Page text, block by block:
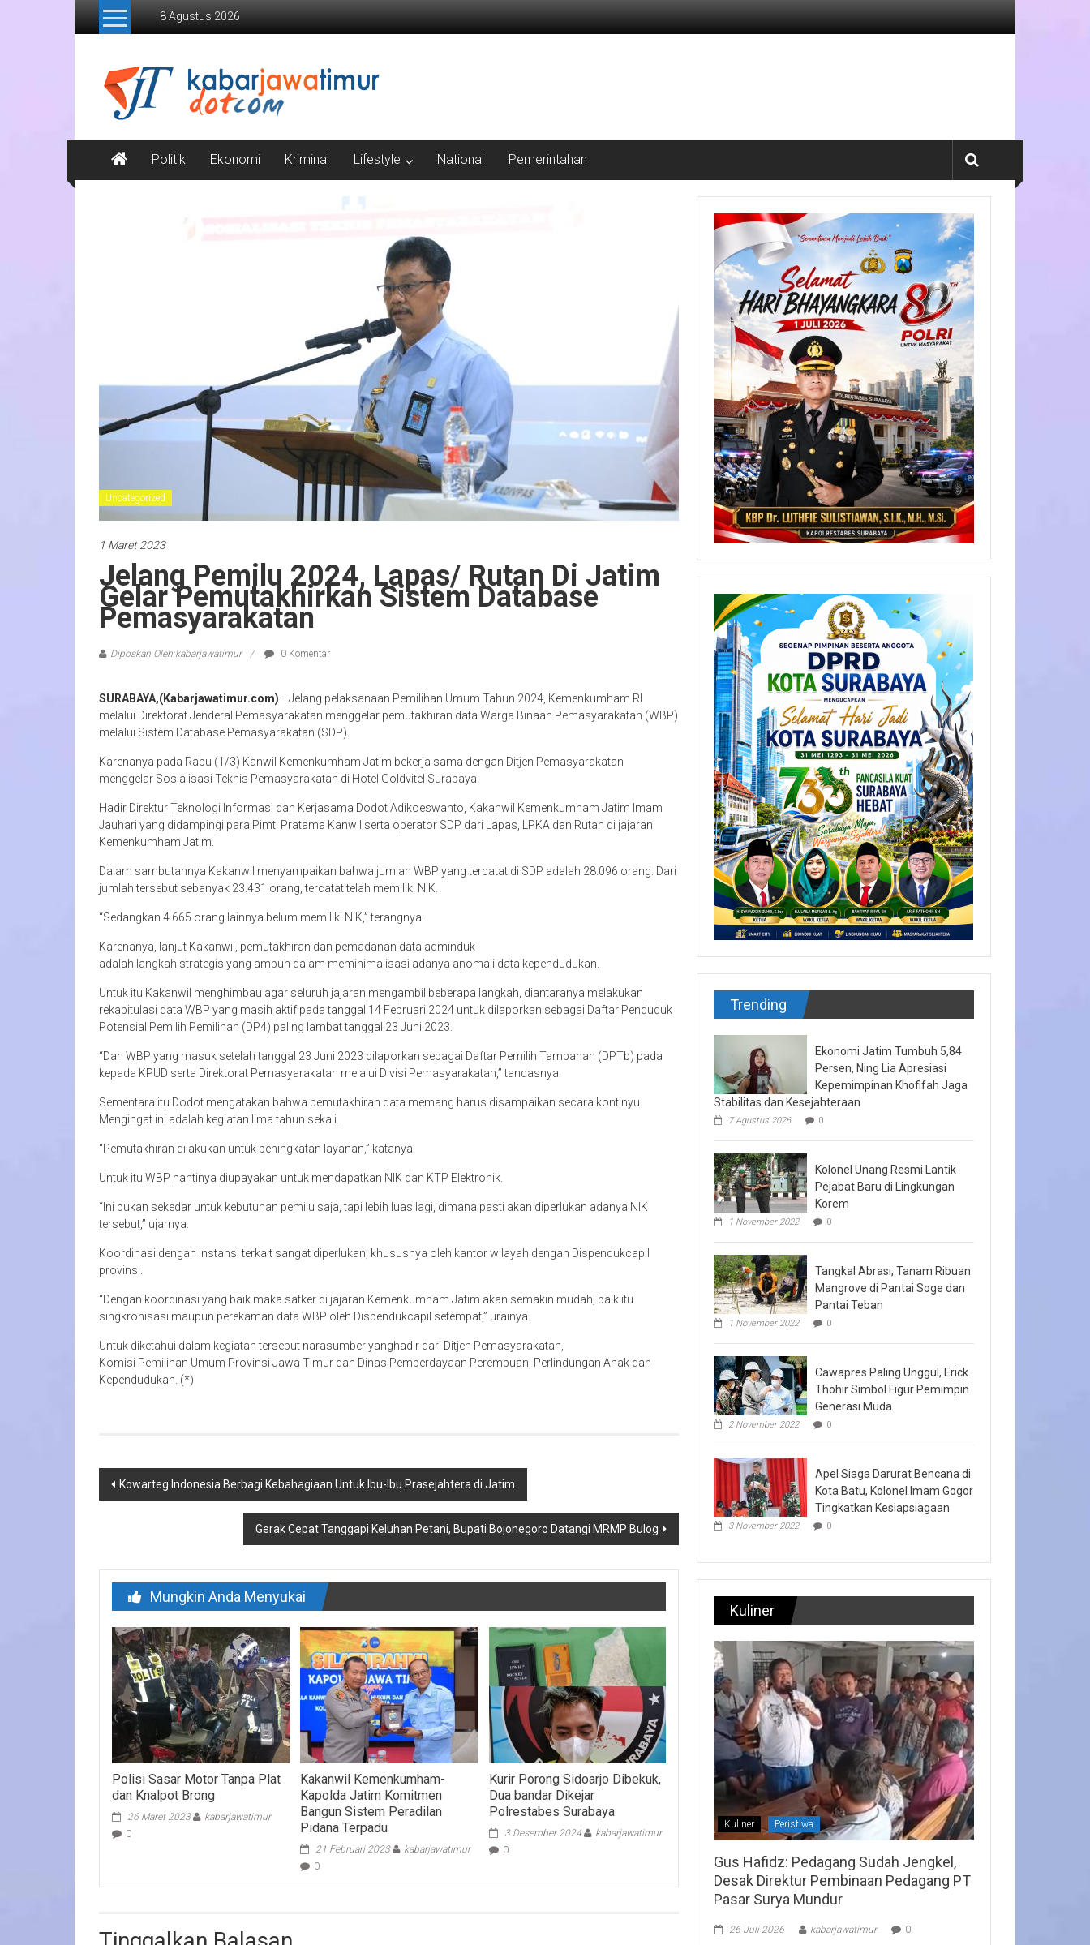
Lompat
8 Agustus 2026
Kabar
Jawa
Timur
Media
Online
Politik Ekonomi Kriminal Lifestyle National Pemerintahan
Uncategorized
1 Maret 2023
Jelang Pemilu 2024, Lapas/ Rutan Di Jatim
Gelar Pemutakhirkan Sistem Database
Pemasyarakatan
Diposkan Oleh:kabarjawatimur 0 Komentar
SURABAYA,(Kabarjawatimur.com)– Jelang pelaksanaan Pemilihan Umum Tahun 2024, Kemenkumham RI
melalui Direktorat Jenderal Pemasyarakatan menggelar pemutakhiran data Warga Binaan Pemasyarakatan (WBP)
melalui Sistem Database Pemasyarakatan (SDP).
Karenanya pada Rabu (1/3) Kanwil Kemenkumham Jatim bekerja sama dengan Ditjen Pemasyarakatan
menggelar Sosialisasi Teknis Pemasyarakatan di Hotel Goldvitel Surabaya.
Hadir Direktur Teknologi Informasi dan Kerjasama Dodot Adikoeswanto, Kakanwil Kemenkumham Jatim Imam
Jauhari yang didampingi para Pimti Pratama Kanwil serta operator SDP dari Lapas, LPKA dan Rutan di jajaran
Kemenkumham Jatim.
Dalam sambutannya Kakanwil menyampaikan bahwa jumlah WBP yang tercatat di SDP adalah 28.096 orang. Dari
jumlah tersebut sebanyak 23.431 orang, tercatat telah memiliki NIK.
“Sedangkan 4.665 orang lainnya belum memiliki NIK,” terangnya.
Karenanya, lanjut Kakanwil, pemutakhiran dan pemadanan data adminduk
adalah langkah strategis yang ampuh dalam meminimalisasi adanya anomali data kependudukan.
Untuk itu Kakanwil menghimbau agar seluruh jajaran mengambil beberapa langkah, diantaranya melakukan
rekapitulasi data WBP yang masih aktif pada tanggal 14 Februari 2024 untuk dilaporkan sebagai Daftar Penduduk
Potensial Pemilih Pemilihan (DP4) paling lambat tanggal 23 Juni 2023.
“Dan WBP yang masuk setelah tanggal 23 Juni 2023 dilaporkan sebagai Daftar Pemilih Tambahan (DPTb) pada
kepada KPUD serta Direktorat Pemasyarakatan melalui Divisi Pemasyarakatan,” tandasnya.
Sementara itu Dodot mengatakan bahwa pemutakhiran data memang harus disampaikan secara kontinyu.
Mengingat ini adalah kegiatan lima tahun sekali.
“Pemutakhiran dilakukan untuk peningkatan layanan,” katanya.
Untuk itu WBP nantinya diupayakan untuk mendapatkan NIK dan KTP Elektronik.
“Ini bukan sekedar untuk kebutuhan pemilu saja, tapi lebih luas lagi, dimana pasti akan diperlukan adanya NIK
tersebut,” ujarnya.
Koordinasi dengan instansi terkait sangat diperlukan, khususnya oleh kantor wilayah dengan Dispendukcapil
provinsi.
“Dengan koordinasi yang baik maka satker di jajaran Kemenkumham Jatim akan semakin mudah, baik itu
singkronisasi maupun perekaman data WBP oleh Dispendukcapil setempat,” urainya.
Untuk diketahui dalam kegiatan tersebut narasumber yanghadir dari Ditjen Pemasyarakatan,
Komisi Pemilihan Umum Provinsi Jawa Timur dan Dinas Pemberdayaan Perempuan, Perlindungan Anak dan
Kependudukan. (*)
Navigasi
Kowarteg Indonesia Berbagi Kebahagiaan Untuk Ibu-Ibu Prasejahtera di Jatim
Gerak Cepat Tanggapi Keluhan Petani, Bupati Bojonegoro Datangi MRMP Bulog
Mungkin Anda Menyukai
Polisi Sasar Motor Tanpa Plat
dan Knalpot Brong
26 Maret 2023
kabarjawatimur
0
Kakanwil Kemenkumham-
Kapolda Jatim Komitmen
Bangun Sistem Peradilan
Pidana Terpadu
21 Februari 2023
kabarjawatimur
0
Kurir Porong Sidoarjo Dibekuk,
Dua bandar Dikejar
Polrestabes Surabaya
3 Desember 2024
kabarjawatimur
0
Trending
Ekonomi Jatim Tumbuh 5,84
Persen, Ning Lia Apresiasi
Kepemimpinan Khofifah Jaga
Stabilitas dan Kesejahteraan
7 Agustus 2026 0
Kolonel Unang Resmi Lantik
Pejabat Baru di Lingkungan
Korem
1 November 2022 0
Tangkal Abrasi, Tanam Ribuan
Mangrove di Pantai Soge dan
Pantai Teban
1 November 2022 0
Cawapres Paling Unggul, Erick
Thohir Simbol Figur Pemimpin
Generasi Muda
2 November 2022 0
Apel Siaga Darurat Bencana di
Kota Batu, Kolonel Imam Gogor
Tingkatkan Kesiapsiagaan
3 November 2022 0
Kuliner
Kuliner Peristiwa
Gus Hafidz: Pedagang Sudah Jengkel,
Desak Direktur Pembinaan Pedagang PT
Pasar Surya Mundur
26 Juli 2026 kabarjawatimur 0